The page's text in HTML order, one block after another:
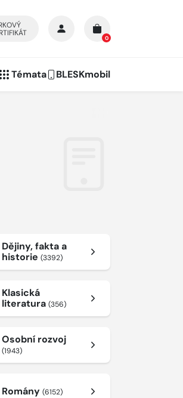
0
Témata BLESKmobil
Dějiny, fakta a
historie (3392)
Klasická
literatura (356)
Osobní rozvoj
(1943)
Romány (6152)